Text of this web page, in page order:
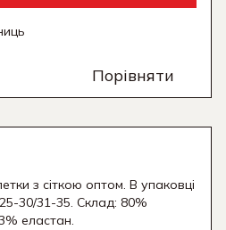
Порівняти
з сіткою оптом. В упаковці
30/31-35. Склад: 80%
еластан.